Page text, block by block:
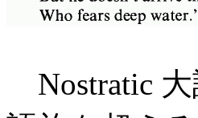
Nostratic 大